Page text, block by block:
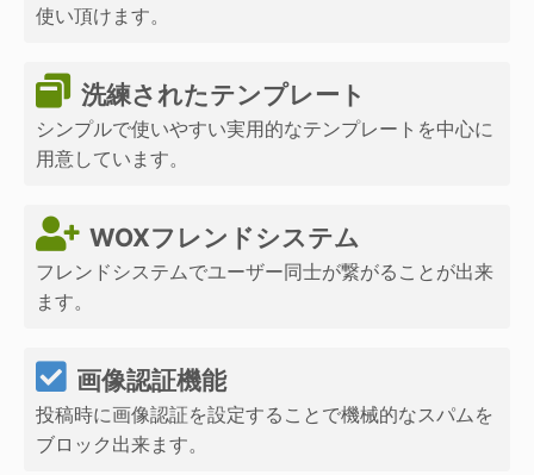
使い頂けます。
洗練されたテンプレート
シンプルで使いやすい実用的なテンプレートを中心に
用意しています。
WOXフレンドシステム
フレンドシステムでユーザー同士が繋がることが出来
ます。
画像認証機能
投稿時に画像認証を設定することで機械的なスパムを
ブロック出来ます。